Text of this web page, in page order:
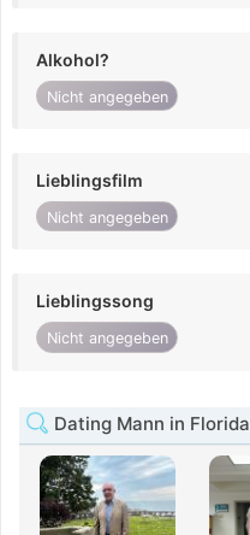
Alkohol?
Nicht angegeben
Lieblingsfilm
Nicht angegeben
Lieblingssong
Nicht angegeben
Dating Mann in Florida